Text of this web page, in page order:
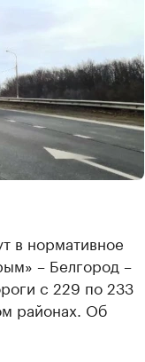
в нормативное
– Белгород –
с 229 по 233
районах. Об